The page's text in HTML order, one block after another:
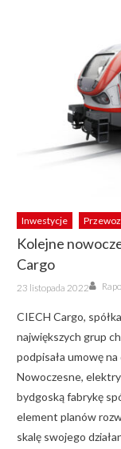
Inwestycje
Kolejne
Cargo
Posted
on
23 listopada 2022
CIECH Cargo,
największych grup
podpisała umowę
Nowoczesne,
bydgoską fabrykę
element planów
skalę swojego